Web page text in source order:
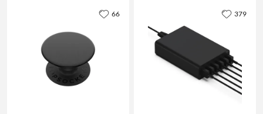
66 379